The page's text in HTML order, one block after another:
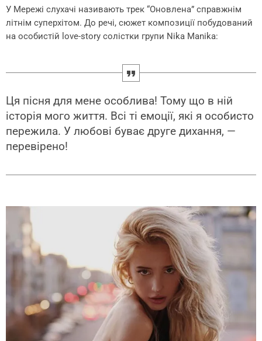
У Мережі слухачі називають трек “Оновлена” справжнім
літнім суперхітом. До речі, сюжет композиції побудований
на особистій love-story солістки групи Nika Manika:
Ця пісня для мене особлива! Тому що в ній
історія мого життя. Всі ті емоції, які я особисто
пережила. У любові буває друге дихання, —
перевірено!